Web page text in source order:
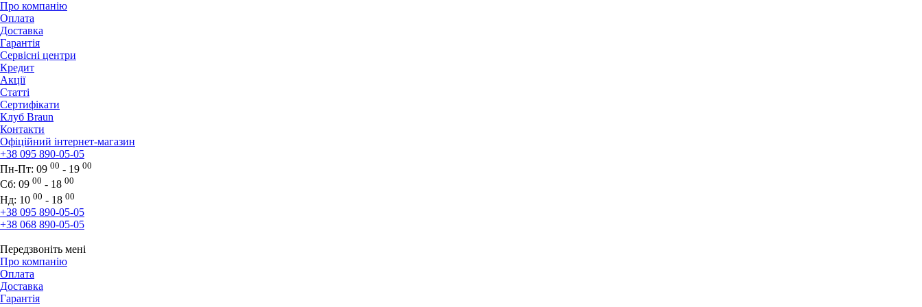
Про компанію
Оплата
Доставка
Гарантія
Сервісні центри
Кредит
Акції
Статті
Сертифікати
Клуб Braun
Контакти
Офіційний інтернет-магазин
+38 095 890-05-05
Пн-Пт: 09 00 - 19 00
Сб: 09 00 - 18 00
Нд: 10 00 - 18 00
+38 095 890-05-05
+38 068 890-05-05
Передзвоніть мені
Про компанію
Оплата
Доставка
Гарантія